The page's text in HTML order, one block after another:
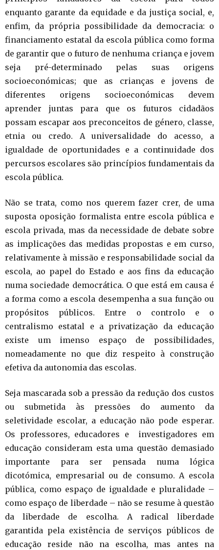
enquanto garante da equidade e da justiça social, e,
enfim, da própria possibilidade da democracia: o
financiamento estatal da escola pública como forma
de garantir que o futuro de nenhuma criança e jovem
seja pré-determinado pelas suas origens
socioeconómicas; que as crianças e jovens de
diferentes origens socioeconómicas devem
aprender juntas para que os futuros cidadãos
possam escapar aos preconceitos de género, classe,
etnia ou credo. A universalidade do acesso, a
igualdade de oportunidades e a continuidade dos
percursos escolares são princípios fundamentais da
escola pública.
Não se trata, como nos querem fazer crer, de uma
suposta oposição formalista entre escola pública e
escola privada, mas da necessidade de debate sobre
as implicações das medidas propostas e em curso,
relativamente à missão e responsabilidade social da
escola, ao papel do Estado e aos fins da educação
numa sociedade democrática. O que está em causa é
a forma como a escola desempenha a sua função ou
propósitos públicos. Entre o controlo e o
centralismo estatal e a privatização da educação
existe um imenso espaço de possibilidades,
nomeadamente no que diz respeito à construção
efetiva da autonomia das escolas.
Seja mascarada sob a pressão da redução dos custos
ou submetida às pressões do aumento da
seletividade escolar, a educação não pode esperar.
Os professores, educadores e investigadores em
educação consideram esta uma questão demasiado
importante para ser pensada numa lógica
dicotómica, empresarial ou de consumo. A escola
pública, como espaço de igualdade e pluralidade –
como espaço de liberdade – não se resume à questão
da liberdade de escolha. A radical liberdade
garantida pela existência de serviços públicos de
educação reside não na escolha, mas antes na